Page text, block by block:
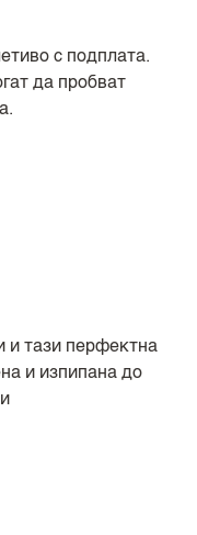
с подплата.
да пробват
и тази перфектна
и изпипана до